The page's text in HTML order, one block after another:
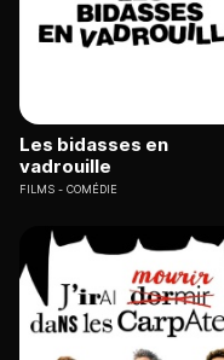
Les bidasses en
vadrouille
FILMS COMÉDIE